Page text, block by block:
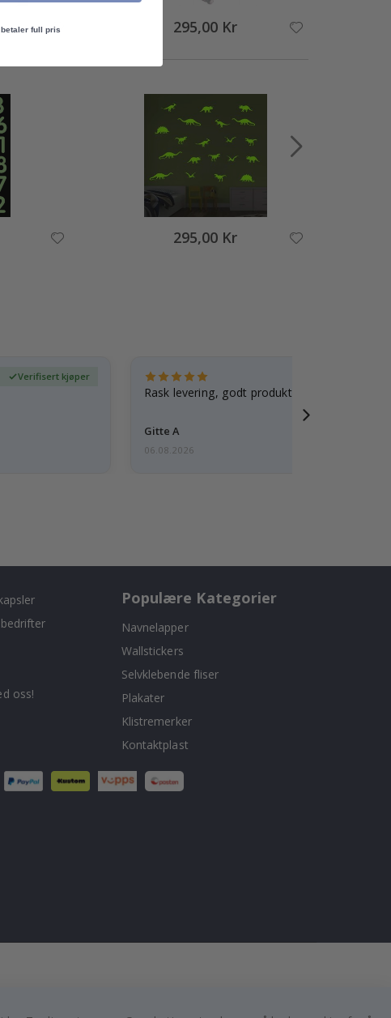
295,00 Kr
295,00 Kr
Verifisert kjøper
Rask levering, godt produkt
Gitte A
06.08.2026
oss!
Populære Kategorier
Navnelapper
Wallstickers
Selvklebende fliser
Plakater
Klistremerker
Kontaktplast
full pris